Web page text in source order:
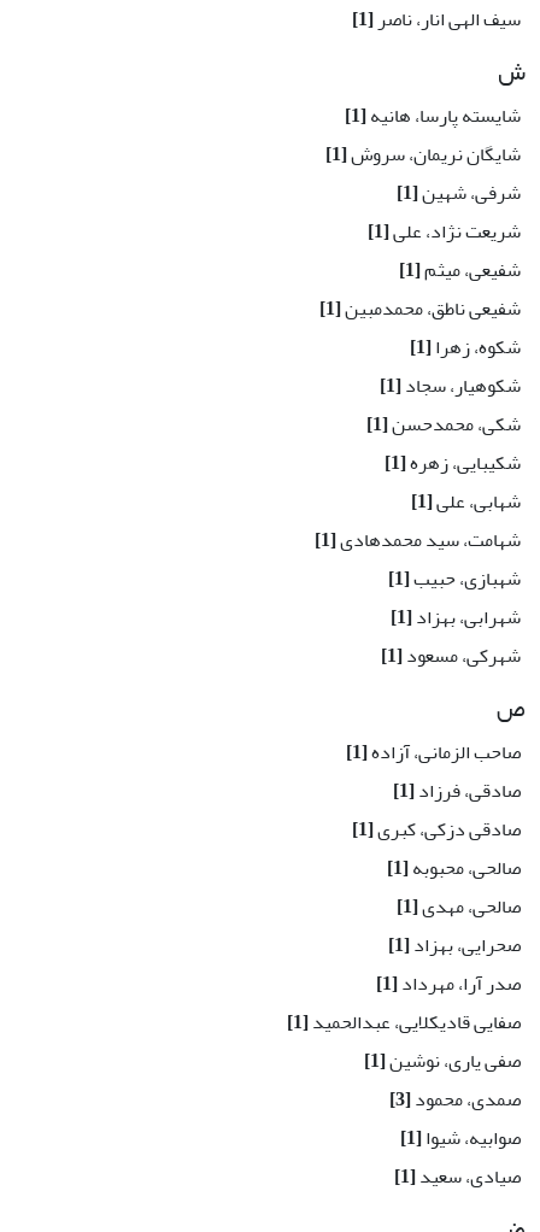
سیف الهی انار، ناصر[1]
ش
شایسته پارسا، هانیه[1]
شایگان نریمان، سروش[1]
شرفی، شهین[1]
شریعت نژاد، علی[1]
شفیعی، میثم[1]
شفیعی ناطق، محمدمبین[1]
شکوه، زهرا[1]
شکوهیار، سجاد[1]
شکی، محمدحسن[1]
شکیبایی، زهره[1]
شهابی، علی[1]
شهامت، سید محمدهادی[1]
شهبازی، حبیب[1]
شهرابی، بهزاد[1]
شهرکی، مسعود[1]
ص
صاحب الزمانی، آزاده[1]
صادقی، فرزاد[1]
صادقی دزکی، کبری[1]
صالحی، محبوبه[1]
صالحی، مهدی[1]
صحرایی، بهزاد[1]
صدر آرا، مهرداد[1]
صفایی قادیکلایی، عبدالحمید[1]
صفی یاری، نوشین[1]
صمدی، محمود[3]
صوابیه، شیوا[1]
صیادی، سعید[1]